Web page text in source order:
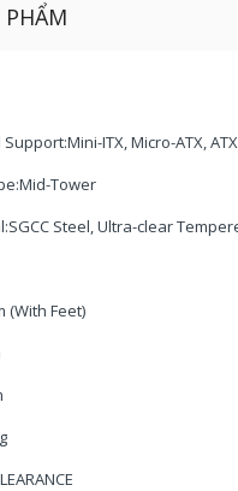
ITX, Micro-ATX, ATX
Tower
Steel, Ultra-clear
(With Feet)